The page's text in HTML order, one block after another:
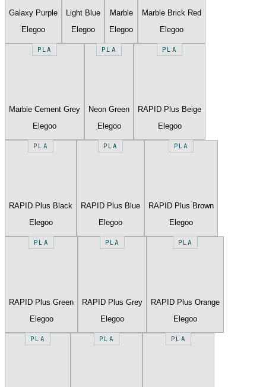
Galaxy Purple
Elegoo
Light Blue
Elegoo
Marble
Elegoo
Marble Brick Red
Elegoo
PLA
Marble Cement Grey
Elegoo
PLA
Neon Green
Elegoo
PLA
RAPID Plus Beige
Elegoo
PLA
RAPID Plus Black
Elegoo
PLA
RAPID Plus Blue
Elegoo
PLA
RAPID Plus Brown
Elegoo
PLA
RAPID Plus Green
Elegoo
PLA
RAPID Plus Grey
Elegoo
PLA
RAPID Plus Orange
Elegoo
PLA PLA PLA